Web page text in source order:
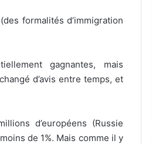
formalités d’immigration
gagnantes, mais
d’avis entre temps, et
d’européens (Russie
de 1%. Mais comme il y